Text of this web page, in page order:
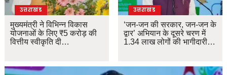
उत्तराखंड
मुख्यमंत्री ने विभिन्न विकास
योजनाओं के लिए ₹5 करोड़ की
वित्तीय स्वीकृति दी…
उत्तराखंड
‘जन-जन की सरकार, जन-जन के
द्वार’ अभियान के दूसरे चरण में
1.34 लाख लोगों की भागीदारी…